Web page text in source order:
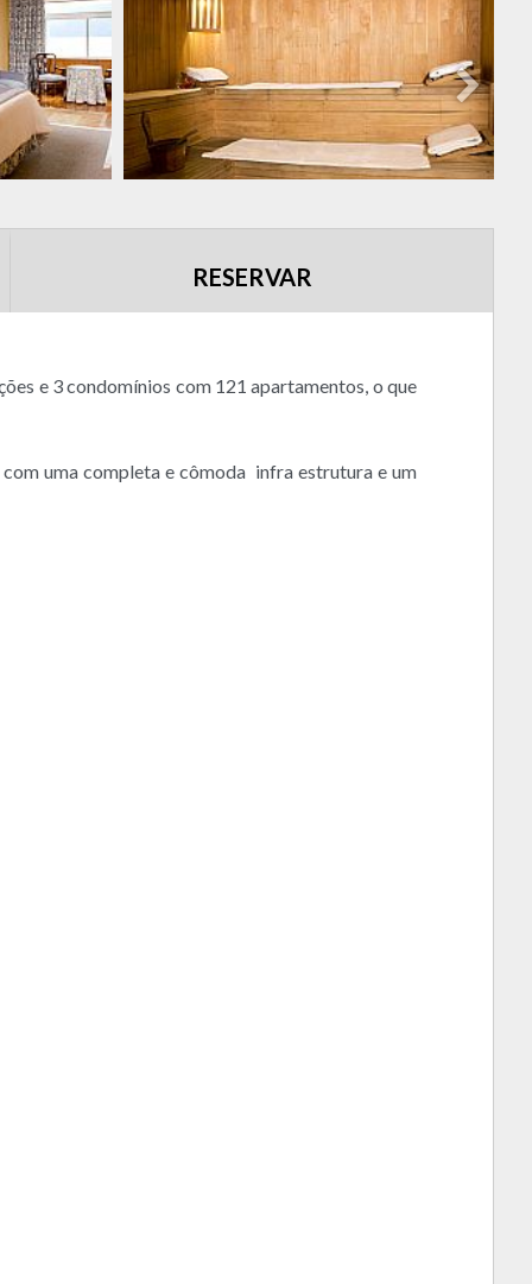
RESERVAR
e 3 condomínios com 121 apartamentos, o que
uma completa e cômoda infra estrutura e um